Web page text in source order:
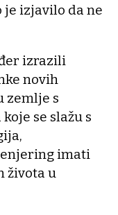
je izjavilo da ne
izrazili
novih
zemlje s
se slažu s
imati
života u